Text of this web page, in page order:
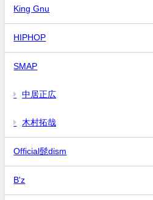
King Gnu
HIPHOP
SMAP
中居正広
木村拓哉
Official髭dism
B'z